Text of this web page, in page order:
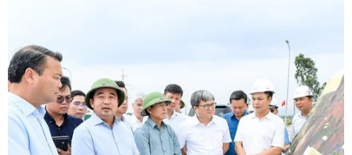
#Đường sắt #Đường sắt Hà Nội #Giá vé
#Vé tàu
TP. Hà Nội